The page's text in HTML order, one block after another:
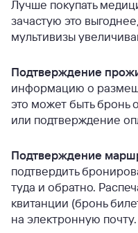
Лучше покупать
зачастую это
мультивизы
Подтверждение
информацию о
это может быть бронь
или подтверждение
Подтверждение
подтвердить
туда и обратно.
квитанции (бронь
на электронную почту.